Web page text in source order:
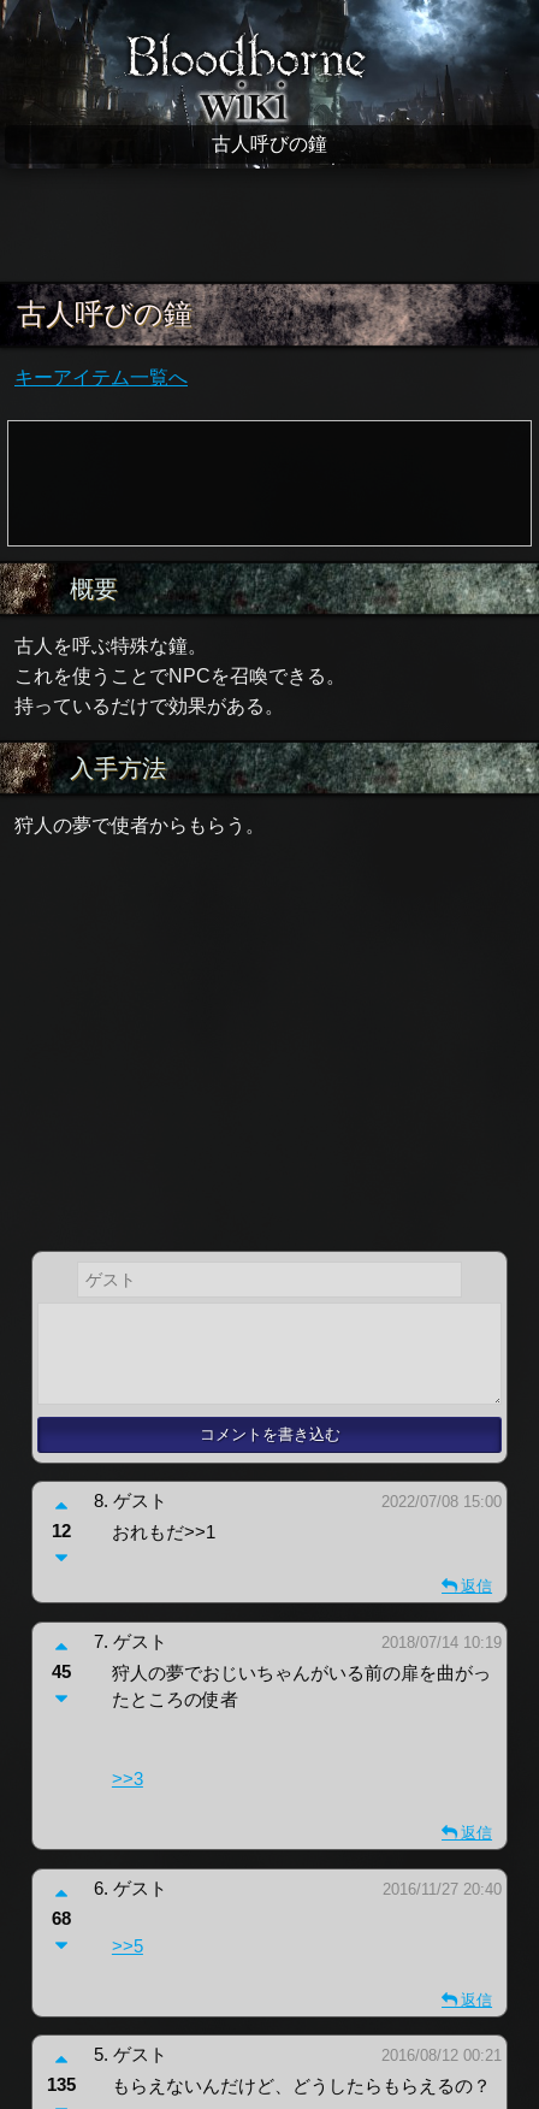
Bloodborne wiki
古人呼びの鐘
古人呼びの鐘
キーアイテム一覧へ
概要
古人を呼ぶ特殊な鐘。
これを使うことでNPCを召喚できる。
持っているだけで効果がある。
入手方法
狩人の夢で使者からもらう。
8.ゲスト 2022/07/08 15:00
おれもだ>>1
12
返信
7.ゲスト 2018/07/14 10:19
狩人の夢でおじいちゃんがいる前の扉を曲がっ
たところの使者
>>3
45
返信
6.ゲスト 2016/11/27 20:40
>>5
68
返信
5.ゲスト 2016/08/12 00:21
もらえないんだけど、どうしたらもらえるの？
135